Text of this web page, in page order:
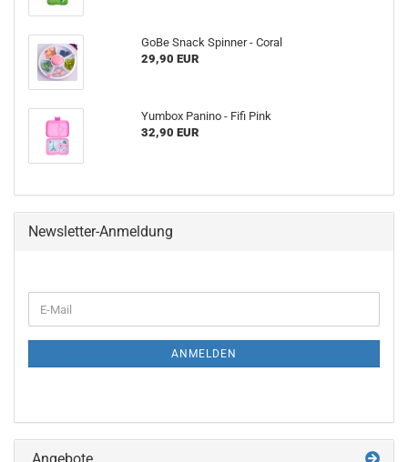
GoBe Snack Spinner - Coral
29,90 EUR
Yumbox Panino - Fifi Pink
32,90 EUR
Newsletter-Anmeldung
ZUR
E-
Mail
ANMELDEN